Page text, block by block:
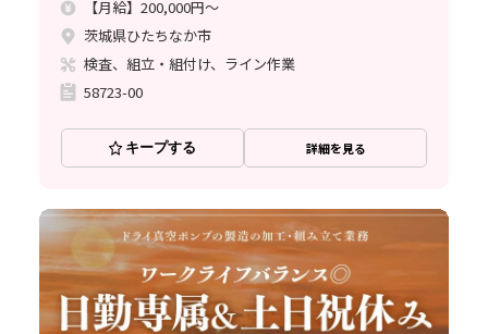
【月給】200,000円～
茨城県ひたちなか市
検査、組立・組付け、ライン作業
58723-00
キープする 詳細を見る